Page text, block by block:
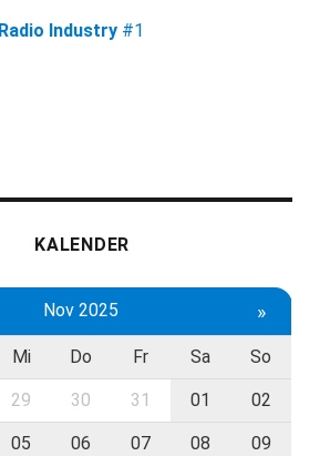
Radio Industry #1
KALENDER
Nov 2025 »
Mi Do Fr Sa So
29 30 31 01 02
05 06 07 08 09